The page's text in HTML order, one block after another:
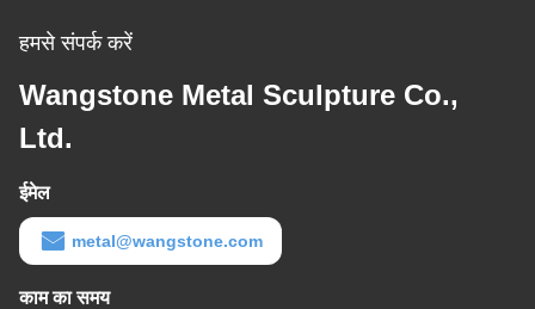
हमसे संपर्क करें
Wangstone Metal Sculpture Co.,
Ltd.
ईमेल
metal@wangstone.com
काम का समय